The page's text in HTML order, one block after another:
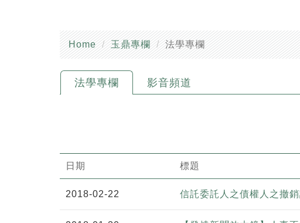
Home 玉鼎專欄 法學專欄
法學專欄 影音頻道
日期 標題
2018-02-22 信託委託人之債權人之撤